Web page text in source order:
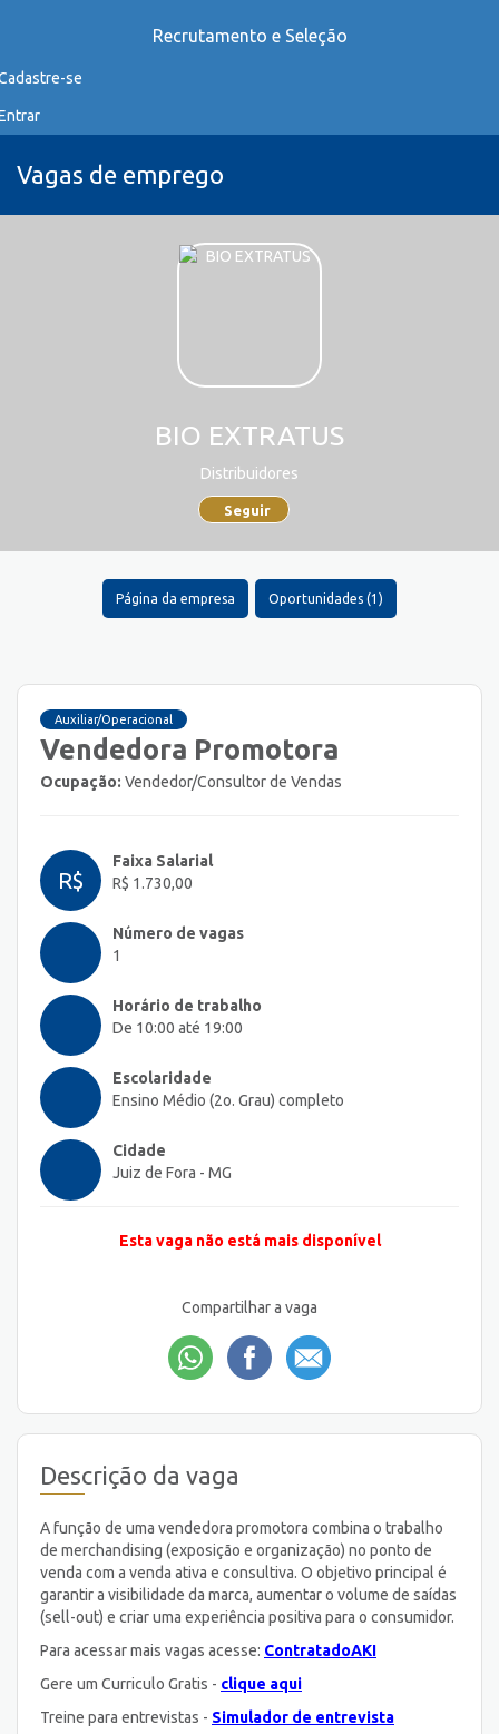
Recrutamento e Seleção
se
Vagas de emprego
BIO EXTRATUS
Distribuidores
Seguir
Página da empresa Oportunidades (1)
Auxiliar/Operacional
Vendedora Promotora
Ocupação: Vendedor/Consultor de Vendas
R$
Faixa Salarial
R$ 1.730,00
Número de vagas
1
Horário de trabalho
De 10:00 até 19:00
Escolaridade
Ensino Médio (2o. Grau) completo
Cidade
Juiz de Fora - MG
Esta vaga não está mais disponível
Compartilhar a vaga
Descrição da vaga
A função de uma vendedora promotora combina o trabalho
de merchandising (exposição e organização) no ponto de
venda com a venda ativa e consultiva. O objetivo principal é
garantir a visibilidade da marca, aumentar o volume de saídas
(sell-out) e criar uma experiência positiva para o consumidor.
Para acessar mais vagas acesse: ContratadoAKI
Gere um Curriculo Gratis - clique aqui
Treine para entrevistas - Simulador de entrevista